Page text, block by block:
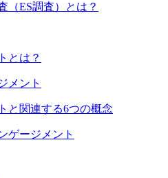
（ES調査）とは？
とは？
メント
と関連する6つの概念
ゲージメント